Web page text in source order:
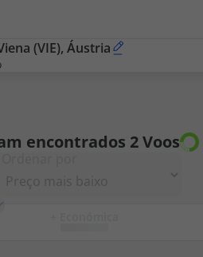
(VIE), Áustria
encontrados 2 Voos